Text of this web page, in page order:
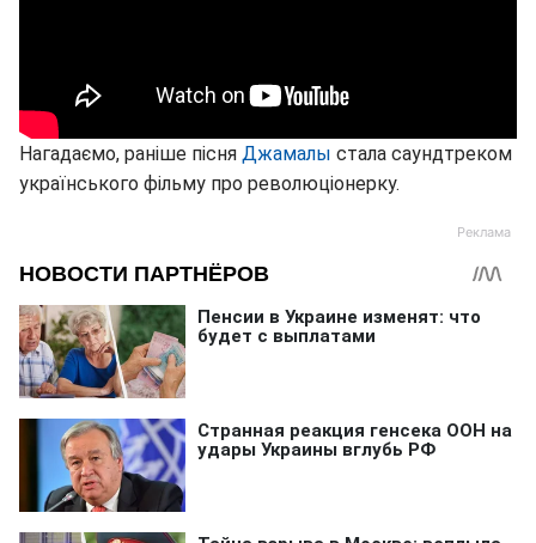
Нагадаємо, раніше пісня Джамалы стала саундтреком
українського фільму про революціонерку.